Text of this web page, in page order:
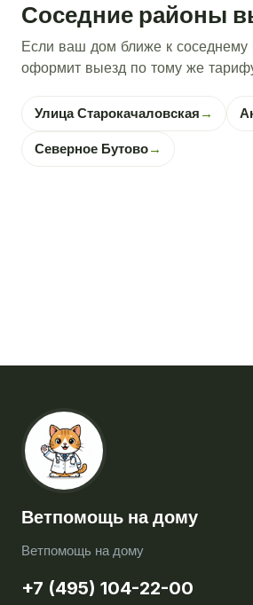
Соседние районы
Если ваш дом ближе к
оформит выезд по тому же
Улица Старокачаловская →
Северное Бутово→
Ветпомощь на дому
Ветпомощь на дому
+7 (495) 104-22-00